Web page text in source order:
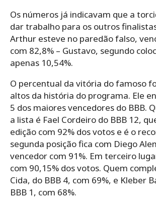
Os números já indicavam que a
dar trabalho para os outros
Arthur esteve no paredão falso,
com 82,8% – Gustavo, segundo
apenas 10,54%.
O percentual da vitória do famoso
altos da história do programa. Ele
5 dos maiores vencedores do BBB.
a lista é Fael Cordeiro do BBB 12,
edição com 92% dos votos e é o
segunda posição fica com Diego
vencedor com 91%. Em terceiro
com 90,15% dos votos. Quem
Cida, do BBB 4, com 69%, e Kleber
BBB 1, com 68%.